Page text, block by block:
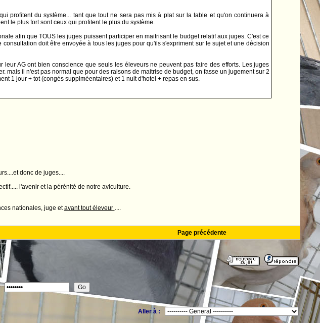
profitent du système... tant que tout ne sera pas mis à plat sur la table et qu'on continuera à
le plus fort sont ceux qui profitent le plus du système.
afin que TOUS les juges puissent participer en maitrisant le budget relatif aux juges. C'est ce
doit être envoyée à tous les juges pour qu'ils s'expriment sur le sujet et une décision
AG ont bien conscience que seuls les éleveurs ne peuvent pas faire des efforts. Les juges
mais il n'est pas normal que pour des raisons de maitrise de budget, on fasse un jugement sur 2
1 jour + tot (congés supplméentaires) et 1 nuit d'hotel + repas en sus.
donc de juges....
l'avenir et la pérénité de notre aviculture.
nationales, juge etavant tout éleveur ....
Page précédente
Aller à :